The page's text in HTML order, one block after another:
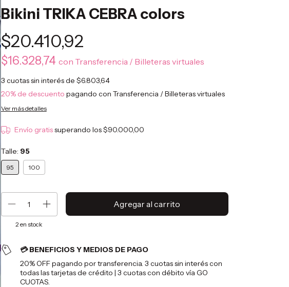
Bikini TRIKA CEBRA colors
$20.410,92
$16.328,74 con Transferencia / Billeteras virtuales
3 cuotas sin interés de $6.803,64
20% de descuento pagando con Transferencia / Billeteras virtuales
Ver más detalles
Envío gratissuperando los$90.000,00
Talle: 95
95 100
2en stock
💳 BENEFICIOS Y MEDIOS DE PAGO
20% OFF pagando por transferencia. 3 cuotas sin interés con
todas las tarjetas de crédito | 3 cuotas con débito vía GO
CUOTAS.